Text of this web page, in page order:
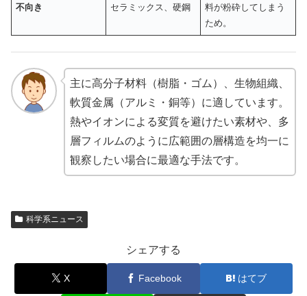
不向き セラミックス、硬鋼
料が粉砕してしまう
ため。
主に高分子材料（樹脂・ゴム）、生物組織、
軟質金属（アルミ・銅等）に適しています。
熱やイオンによる変質を避けたい素材や、多
層フィルムのように広範囲の層構造を均一に
観察したい場合に最適な手法です。
科学系ニュース
シェアする
X Facebook はてブ